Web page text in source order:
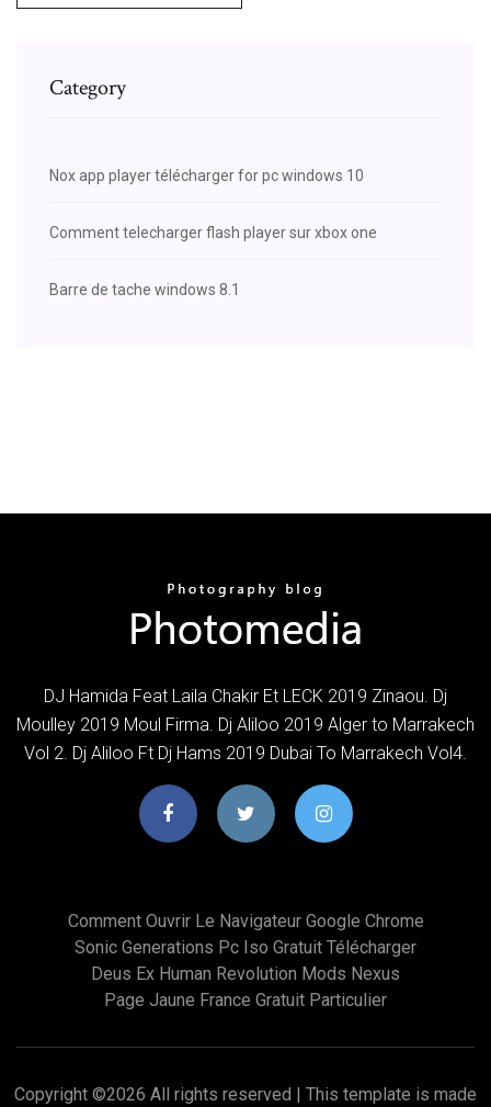
Category
Nox app player télécharger for pc windows 10
Comment telecharger flash player sur xbox one
Barre de tache windows 8.1
DJ Hamida Feat Laila Chakir Et LECK 2019 Zinaou. Dj
Moulley 2019 Moul Firma. Dj Aliloo 2019 Alger to Marrakech
Vol 2. Dj Aliloo Ft Dj Hams 2019 Dubai To Marrakech Vol4.
Comment Ouvrir Le Navigateur Google Chrome
Sonic Generations Pc Iso Gratuit Télécharger
Deus Ex Human Revolution Mods Nexus
Page Jaune France Gratuit Particulier
Copyright ©2026 All rights reserved | This template is made